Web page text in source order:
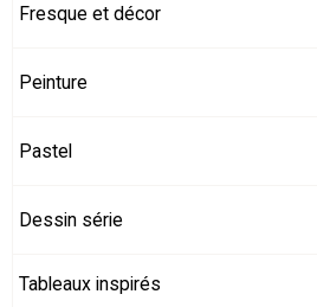
Fresque et décor
Peinture
Pastel
Dessin série
Tableaux inspirés